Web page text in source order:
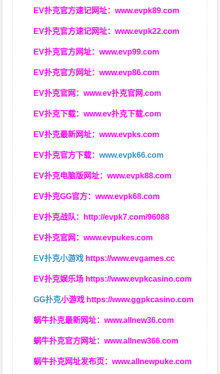
EV扑克官方速记网址：www.evpk89.com
EV扑克官方速记网址：www.evpk22.com
EV扑克官方网址：www.evp99.com
EV扑克官方网址：www.evp86.com
EV扑克官网：www.ev扑克官网.com
EV扑克下载：www.ev扑克下载.com
EV扑克最新网址：www.evpks.com
EV扑克官方下载：www.evpk66.com
EV扑克电脑版网址：www.evpk88.com
EV扑克GG官方：www.evpk68.com
EV扑克战队： http://evpk7.com/96088
EV扑克官网：www.evpukes.com
EV扑克小游戏 https://www.evgames.cc
EV扑克娱乐场 https://www.evpkcasino.com
GG扑克小游戏 https://www.ggpkcasino.com
蜗牛扑克最新网址：www.allnew36.com
蜗牛扑克官方网址：www.allnew366.com
蜗牛扑克网址发布页：www.allnewpuke.com